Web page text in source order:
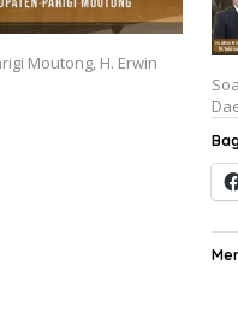
Moutong, H. Erwin